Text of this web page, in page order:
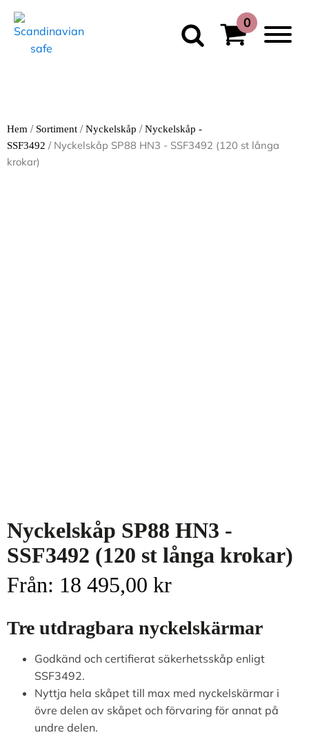
Hem / Sortiment /Nyckelskåp /Nyckelskåp -
SSF3492 / Nyckelskåp SP88 HN3 - SSF3492 (120 st långa
krokar)
Nyckelskåp SP88 HN3 -
SSF3492 (120 st långa krokar)
Från: 18 495,00 kr
Tre utdragbara nyckelskärmar
Godkänd och certifierat säkerhetsskåp enligt
SSF3492.
Nyttja hela skåpet till max med nyckelskärmar i
övre delen av skåpet och förvaring för annat på
undre delen.